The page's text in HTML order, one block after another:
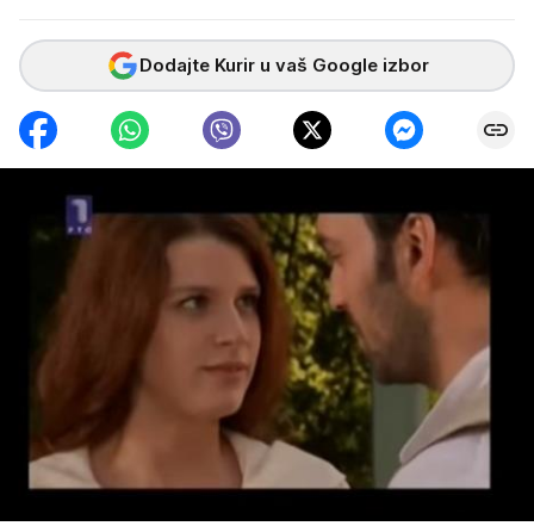
Dodajte Kurir u vaš Google izbor